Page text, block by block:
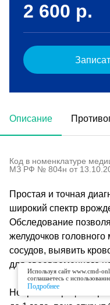
Описание
Код в номенклатуре
МЗ РФ № 804н от
Простая и точная
широкий спектр
Обследование
желудочков головного
сосудов, выявить
для своевременного
Нейросонография
2 600 р.
Используя сайт www.cmd-
соглашаетесь с
Подробнее